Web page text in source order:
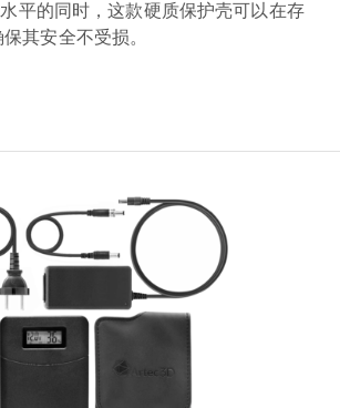
平的同时，这款硬质保护壳可以在存
其安全不受损。